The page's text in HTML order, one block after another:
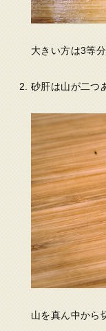
大きい方は3等
砂肝は山が二つ
山を真ん中から